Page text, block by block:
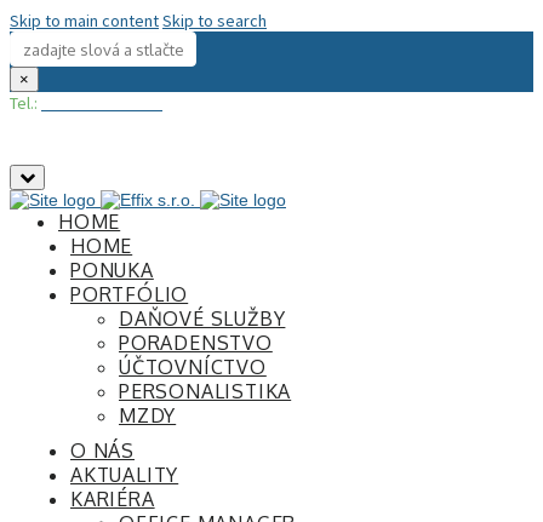
Skip to main contentSkip to search
×
Tel.:
Zatvoriť
horný
panelHOME
HOME
PONUKA
PORTFÓLIO
DAŇOVÉ SLUŽBY
PORADENSTVO
ÚČTOVNÍCTVO
PERSONALISTIKA
MZDY
O NÁS
AKTUALITY
KARIÉRA